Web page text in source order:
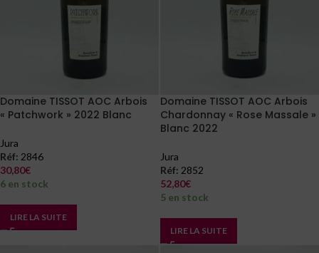
Domaine TISSOT AOC Arbois
« Patchwork » 2022 Blanc
Jura
Réf: 2846
30,80€
6 en stock
LIRE LA SUITE
Domaine TISSOT AOC Arbois
Chardonnay « Rose Massale »
Blanc 2022
Jura
Réf: 2852
52,80€
5 en stock
LIRE LA SUITE